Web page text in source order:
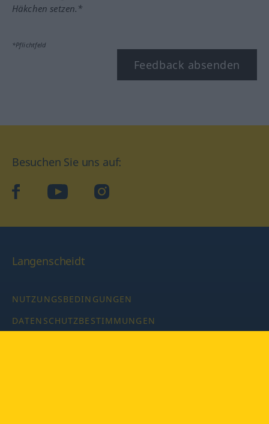
Häkchen setzen.*
*Pflichtfeld
Feedback absenden
Besuchen Sie uns auf:
facebookYouTube Instagram
Langenscheidt
NUTZUNGSBEDINGUNGEN
DATENSCHUTZBESTIMMUNGEN